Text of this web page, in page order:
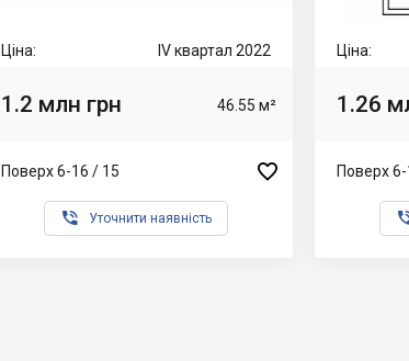
Ціна: IV квартал 2022
1.2 млн грн 46.55 м²
Поверх 6-16 / 15 
 Уточнити наявність
Ціна:
1.26
Поверх